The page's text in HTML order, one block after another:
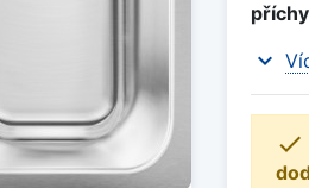
expand_more
